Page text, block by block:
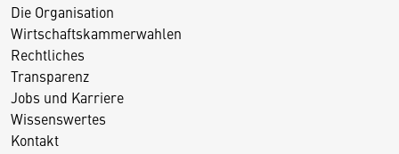
Die Organisation
Wirtschaftskammerwahlen
Rechtliches
Transparenz
Jobs und Karriere
Wissenswertes
Kontakt